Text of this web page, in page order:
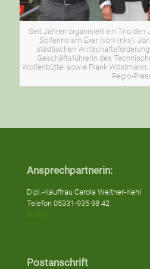
Seit Jahren organisiert ein Trio den
Solferino am Exer (von links):
städtischen
Geschäftsführerin des
Wolfenbüttel sowie Frank
Regio-
Ansprechpartnerin:
Dipl.-Kauffrau Carola Weitner-Kehl
Telefon 05331-935 98 42
Postanschrift